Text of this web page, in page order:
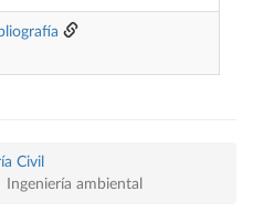
Civil
Ingeniería ambiental